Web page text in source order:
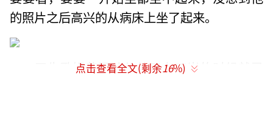
的照片之后高兴的从病床上坐了起来。
天生歌姬黄丽玲从他只有三岁的时候就已
点击查看全文(剩余16%)